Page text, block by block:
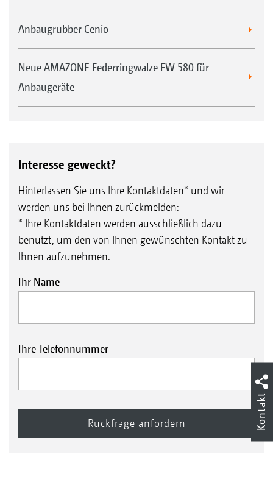
Anbaugrubber Cenio
Neue AMAZONE Federringwalze FW 580 für
Anbaugeräte
Interesse geweckt?
Hinterlassen Sie uns Ihre Kontaktdaten* und wir
werden uns bei Ihnen zurückmelden:
* Ihre Kontaktdaten werden ausschließlich dazu
benutzt, um den von Ihnen gewünschten Kontakt zu
Ihnen aufzunehmen.
Ihr Name
Ihre Telefonnummer
Kontakt